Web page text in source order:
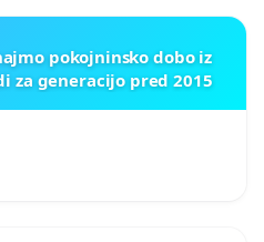
pokojninsko dobo iz
za generacijo pred 2015